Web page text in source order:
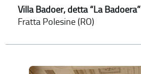
Villa Badoer, detta “La Badoera”
Fratta Polesine (RO)